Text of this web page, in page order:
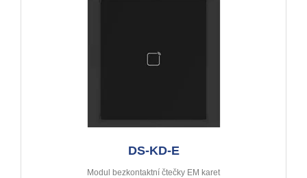
DS-KD-E
Modul bezkontaktní čtečky EM karet